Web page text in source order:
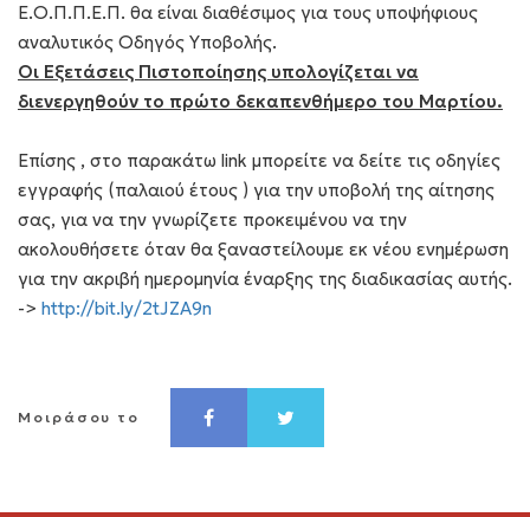
Ε.Ο.Π.Π.Ε.Π. θα είναι διαθέσιμος για τους υποψήφιους
αναλυτικός Οδηγός Υποβολής.
Οι Εξετάσεις Πιστοποίησης υπολογίζεται να
διενεργηθούν το πρώτο δεκαπενθήμερο του Μαρτίου.
Επίσης , στο παρακάτω link μπορείτε να δείτε τις οδηγίες
εγγραφής (παλαιού έτους ) για την υποβολή της αίτησης
σας, για να την γνωρίζετε προκειμένου να την
ακολουθήσετε όταν θα ξαναστείλουμε εκ νέου ενημέρωση
για την ακριβή ημερομηνία έναρξης της διαδικασίας αυτής.
-> http://bit.ly/2tJZA9n
Μοιράσου το